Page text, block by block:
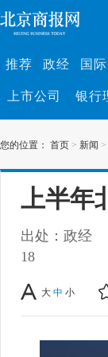
推荐 政经 国际
上市公司 银行
您的位置： 首页 > 新闻 >
上半
出处：政经
18
大 中 小